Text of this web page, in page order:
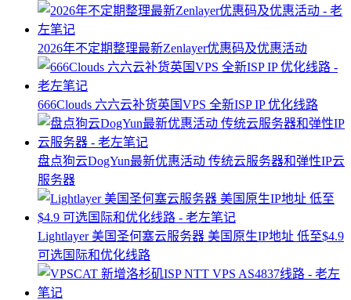
2026年不定期整理最新Zenlayer优惠码及优惠活动
666Clouds 六六云补货英国VPS 全新ISP IP 优化线路
盘点狗云DogYun最新优惠活动 传统云服务器和弹性IP云
服务器
Lightlayer 美国圣何塞云服务器 美国原生IP地址 低至$4.9
可选国际和优化线路